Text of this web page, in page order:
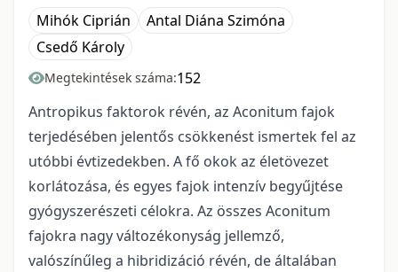
Mihók Ciprián
Antal Diána Szimóna
Csedő Károly
Megtekintések száma:152
Antropikus faktorok révén, az Aconitum fajok
terjedésében jelentős csökkenést ismertek fel az
utóbbi évtizedekben. A fő okok az életövezet
korlátozása, és egyes fajok intenzív begyűjtése
gyógyszerészeti célokra. Az összes Aconitum
fajokra nagy változékonyság jellemző,
valószínűleg a hibridizáció révén, de általában